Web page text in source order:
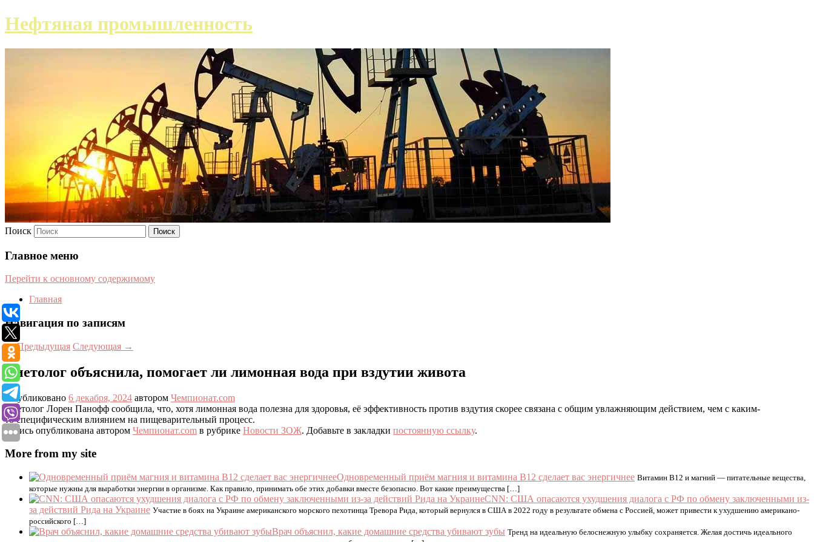
Нефтяная промышленность
Поиск
Главное меню
Перейти к основному содержимому
Главная
Навигация по записям
←Предыдущая Следующая →
Диетолог объяснила, помогает ли лимонная вода при вздутии живота
Опубликовано 6 декабря, 2024 автором Чемпионат.com
Диетолог Лорен Панофф сообщила, что, хотя лимонная вода полезна для здоровья, её эффективность против вздутия скорее связана с общим увлажняющим действием, чем с каким-
то специфическим влиянием на пищеварительный процесс.
Запись опубликована автором Чемпионат.com в рубрике Новости ЗОЖ. Добавьте в закладки постоянную ссылку.
More from my site
Одновременный приём магния и витамина В12 сделает вас энергичнее Витамин B12 и магний — питательные вещества,
которые нужны для выработки энергии в организме. Как правило, принимать обе этих добавки вместе безопасно. Вот какие преимущества […]
CNN: США опасаются ухудшения диалога с РФ по обмену заключенными из-
за действий Рида на Украине Участие в боях на Украине американского морского пехотинца Тревора Рида, который вернулся в США в 2022 году в результате обмена с Россией, может привести к ухудшению американо-
российского […]
Врач объяснил, какие домашние средства убивают зубы Тренд на идеальную белоснежную улыбку сохраняется. Желая достичь идеального